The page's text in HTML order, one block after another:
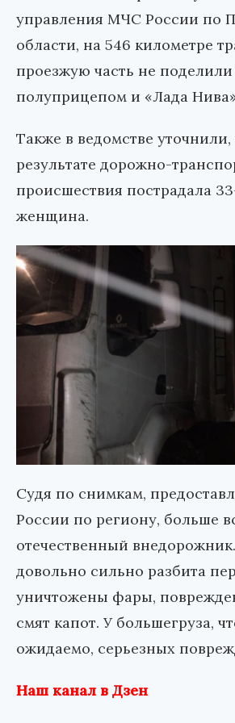
управления МЧС России по
области, на 546 километре
проезжую часть не поделили
полуприцепом и «Лада
Также в ведомстве уточнили,
результате дорожно-
происшествия пострадала
женщина.
Судя по снимкам,
России по региону, больше
отечественный
довольно сильно разбита
уничтожены фары,
смят капот. У большегруза,
ожидаемо, серьезных
Наш канал в Дзен